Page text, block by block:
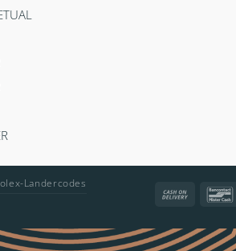
Cash
Delivery
Landercodes